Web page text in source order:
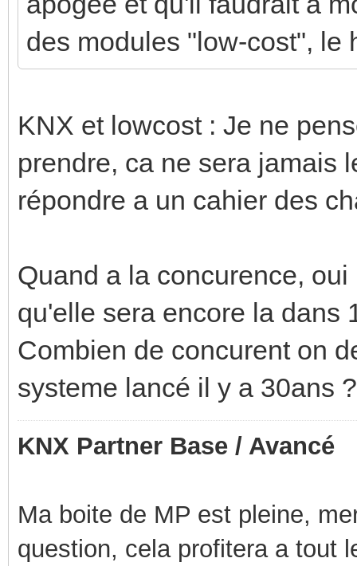
des modules "low-cost", le
KNX et lowcost : Je ne
prendre, ca ne sera jamais
répondre a un cahier des
Quand a la concurence,
qu'elle sera encore la dans
Combien de concurent on
systeme lancé il y a 30ans
KNX Partner Base / Avancé
Ma boite de MP est pleine,
question, cela profitera a tout